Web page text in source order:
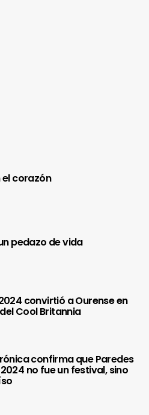
corazón
pedazo de vida
convirtió a Ourense en
Cool Britannia
confirma que Paredes
no fue un festival, sino